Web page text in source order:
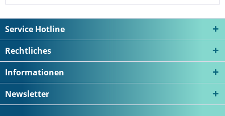
Service Hotline
Rechtliches
Informationen
Newsletter